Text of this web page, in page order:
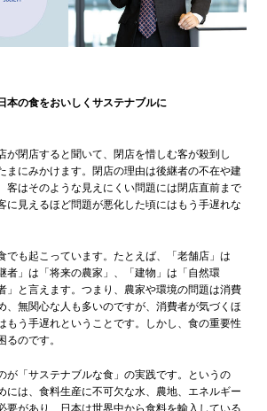
本の食をおいしくサステナブルに
が閉店すると聞いて、閉店を惜しむ客が殺到し
まにみかけます。閉店の理由は後継者の不在や建
客はそのような見えにくい問題には閉店直前まで
に見えるほど問題が悪化した頃にはもう手遅れな
でも起こっています。たとえば、「老舗店」は
者」は「将来の農家」、「建物」は「自然環
」と言えます。つまり、農家や環境の問題は消費
、無関心な人も多いのですが、消費者が気づくほ
もう手遅れということです。しかし、食の重要性
るのです。
が「サステナブルな食」の実践です。というの
には、食料生産に不可欠な水、農地、エネルギー
要があり、日本は世界中から食料を輸入している